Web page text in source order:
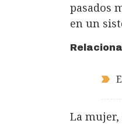
pasados
en un
La mujer,